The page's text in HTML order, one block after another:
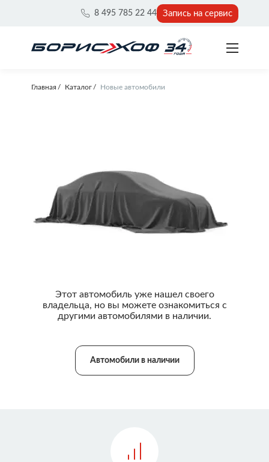
8 495 785 22 44 Запись на сервис
Главная Каталог Новые автомобили
Этот автомобиль уже нашел своего
владельца, но вы можете ознакомиться с
другими автомобилями в наличии.
Автомобили в наличии